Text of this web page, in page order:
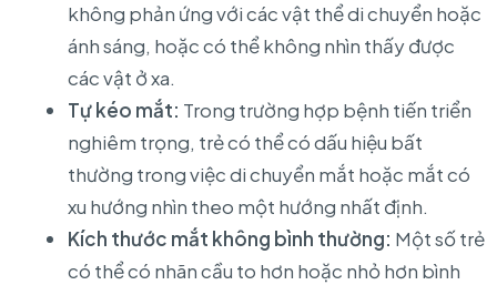
không phản ứng với các vật thể di chuyển hoặc
ánh sáng, hoặc có thể không nhìn thấy được
các vật ở xa.
Tự kéo mắt: Trong trường hợp bệnh tiến triển
nghiêm trọng, trẻ có thể có dấu hiệu bất
thường trong việc di chuyển mắt hoặc mắt có
xu hướng nhìn theo một hướng nhất định.
Kích thước mắt không bình thường: Một số trẻ
có thể có nhãn cầu to hơn hoặc nhỏ hơn bình